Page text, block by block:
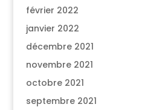
février 2022
janvier 2022
décembre 2021
novembre 2021
octobre 2021
septembre 2021